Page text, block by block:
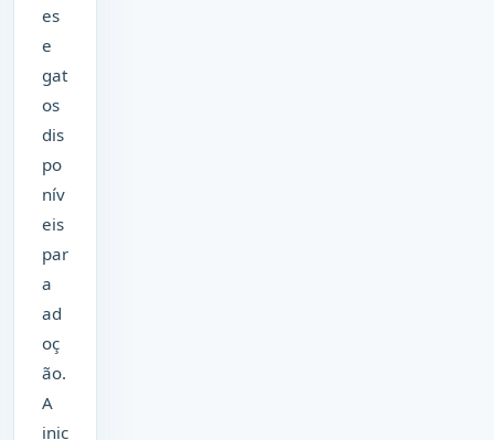
es
e
gat
os
dis
po
nív
eis
par
a
ad
oç
ão.
A
inic